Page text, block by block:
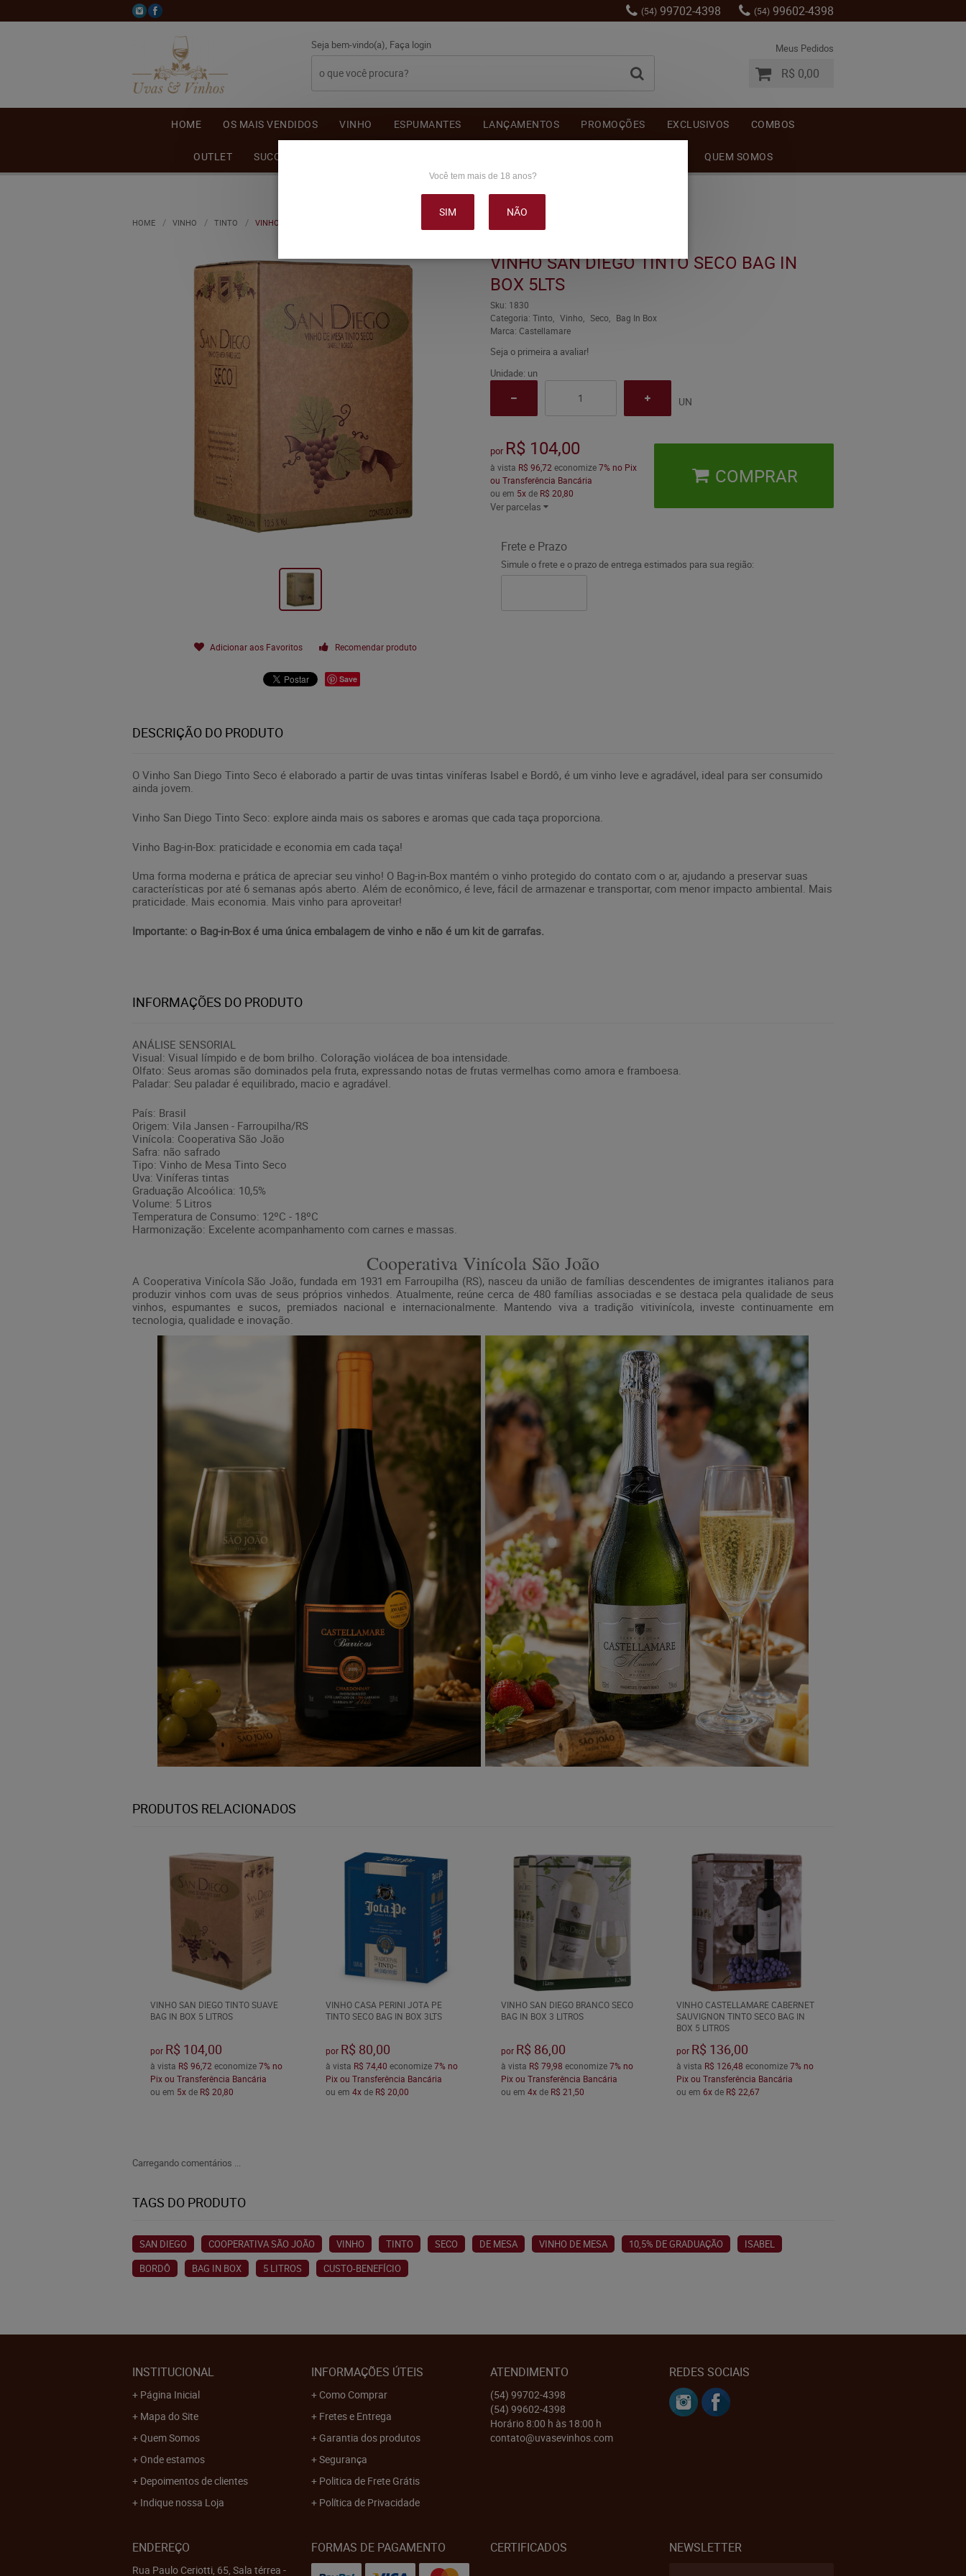
(54) 99702-4398 (54) 99602-4398
Seja bem-vindo(a), Faça login Meus Pedidos
R$ 0,00
HOME OS MAIS VENDIDOS VINHO ESPUMANTES LANÇAMENTOS PROMOÇÕES EXCLUSIVOS COMBOS
OUTLET SUCO DE UVA QUEM SOMOS
HOME VINHO TINTO VINHO SAN DIEGO TINTO SECO BAG IN BOX 5 LITROS
Adicionar aos Favoritos Recomendar produto
Save
VINHO SAN DIEGO TINTO SECO BAG IN
BOX 5LTS
Sku: 1830
Categoria: Tinto Vinho Seco
Bag In Box
Marca: Castellamare
Seja o primeira a avaliar!
Unidade: un
UN
por R$ 104,00
à vista R$ 96,72 economize7% no Pix
ou Transferência Bancária
ou em 5xde R$ 20,80
Ver parcelas
COMPRAR
Frete e Prazo
Simule o frete e o prazo de entrega estimados para sua região:
DESCRIÇÃO DO PRODUTO
O Vinho San Diego Tinto Seco é elaborado a partir de uvas tintas viníferas Isabel e Bordô, é um vinho leve e agradável, ideal para ser consumido
ainda jovem.
Vinho San Diego Tinto Seco: explore ainda mais os sabores e aromas que cada taça proporciona.
Vinho Bag-in-Box: praticidade e economia em cada taça!
Uma forma moderna e prática de apreciar seu vinho! O Bag-in-Box mantém o vinho protegido do contato com o ar, ajudando a preservar suas
características por até 6 semanas após aberto. Além de econômico, é leve, fácil de armazenar e transportar, com menor impacto ambiental. Mais
praticidade. Mais economia. Mais vinho para aproveitar!
Importante: o Bag-in-Box é uma única embalagem de vinho e não é um kit de garrafas.
INFORMAÇÕES DO PRODUTO
ANÁLISE SENSORIAL
Visual: Visual límpido e de bom brilho. Coloração violácea de boa intensidade.
Olfato: Seus aromas são dominados pela fruta, expressando notas de frutas vermelhas como amora e framboesa.
Paladar: Seu paladar é equilibrado, macio e agradável.
País: Brasil
Origem: Vila Jansen - Farroupilha/RS
Vinícola: Cooperativa São João
Safra: não safrado
Tipo: Vinho de Mesa Tinto Seco
Uva: Viníferas tintas
Graduação Alcoólica: 10,5%
Volume: 5 Litros
Temperatura de Consumo: 12ºC - 18ºC
Harmonização: Excelente acompanhamento com carnes e massas.
Cooperativa Vinícola São João
A Cooperativa Vinícola São João, fundada em 1931 em Farroupilha (RS), nasceu da união de famílias descendentes de imigrantes italianos para
produzir vinhos com uvas de seus próprios vinhedos. Atualmente, reúne cerca de 480 famílias associadas e se destaca pela qualidade de seus
vinhos, espumantes e sucos, premiados nacional e internacionalmente. Mantendo viva a tradição vitivinícola, investe continuamente em
tecnologia, qualidade e inovação.
PRODUTOS RELACIONADOS
VINHO SAN DIEGO TINTO SUAVE
BAG IN BOX 5 LITROS
por R$ 104,00
à vista R$ 96,72economize7% no
Pix ou Transferência Bancária
ou em 5xde R$ 20,80
VINHO CASA PERINI JOTA PE
TINTO SECO BAG IN BOX 3LTS
por R$ 80,00
à vista R$ 74,40 economize7% no
Pix ou Transferência Bancária
ou em 4xde R$ 20,00
VINHO SAN DIEGO BRANCO SECO
BAG IN BOX 3 LITROS
por R$ 86,00
à vista R$ 79,98 economize7% no
Pix ou Transferência Bancária
ou em 4xde R$ 21,50
VINHO CASTELLAMARE CABERNET
SAUVIGNON TINTO SECO BAG IN
BOX 5 LITROS
por R$ 136,00
à vista R$ 126,48 economize7% no
Pix ou Transferência Bancária
ou em 6xde R$ 22,67
Carregando comentários ...
TAGS DO PRODUTO
SAN DIEGO COOPERATIVA SÃO JOÃO VINHO TINTO SECO DE MESA VINHO DE MESA 10,5% DE GRADUAÇÃO
ISABEL
BORDÔ
BAG IN BOX 5 LITROS CUSTO-BENEFÍCIO
INSTITUCIONAL
Página Inicial
Mapa do Site
Quem Somos
Onde estamos
Depoimentos de clientes
Indique nossa Loja
INFORMAÇÕES ÚTEIS
Como Comprar
Fretes e Entrega
Garantia dos produtos
Segurança
Politica de Frete Grátis
Política de Privacidade
ATENDIMENTO
(54) 99702-4398
(54) 99602-4398
Horário 8:00 h às 18:00 h
contato@uvasevinhos.com
REDES SOCIAIS
ENDEREÇO
Rua Paulo Ceriotti, 65, Sala térrea -
FORMAS DE PAGAMENTO CERTIFICADOS NEWSLETTER
Você tem mais de 18 anos?
SIM NÃO